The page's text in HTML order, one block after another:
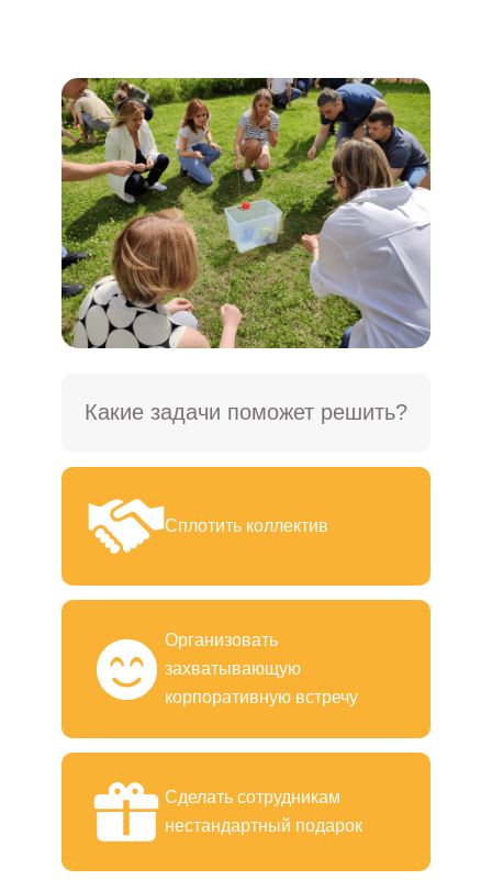
Какие задачи поможет решить?
Сплотить коллектив
Организовать
захватывающую
корпоративную встречу
Сделать сотрудникам
нестандартный подарок